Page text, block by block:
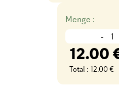
Menge :
-
12.00
Total : 12.00 €